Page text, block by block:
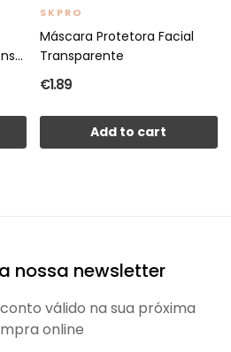
SKPRO
Máscara Protetora Facial
Transparente
€1.89
Add to cart
nossa newsletter
válido na sua próxima
online